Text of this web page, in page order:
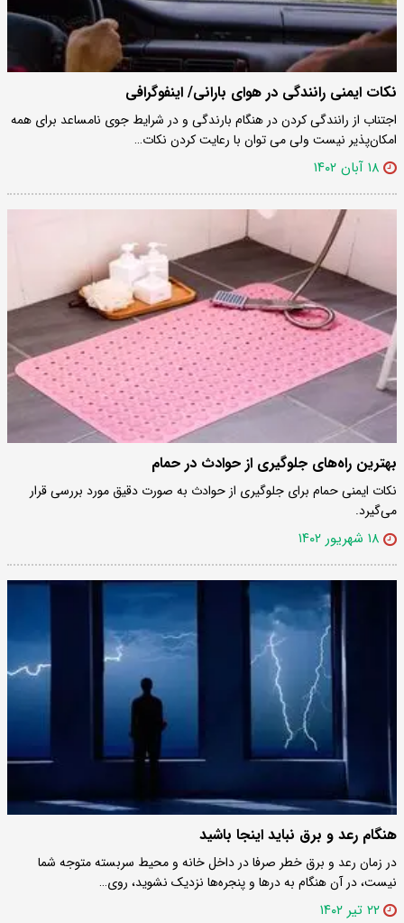
نکات ایمنی رانندگی در هوای بارانی/ اینفوگرافی
اجتناب از رانندگی کردن در هنگام بارندگی و در شرایط جوی نامساعد برای همه
امکان‌پذیر نیست ولی می توان با رعایت کردن نکات…
۱۸ آبان ۱۴۰۲
بهترین راه‌های جلوگیری از حوادث در حمام
نکات ایمنی حمام برای جلوگیری از حوادث به صورت دقیق مورد بررسی قرار
می‌گیرد.
۱۸ شهریور ۱۴۰۲
هنگام رعد و برق نباید اینجا باشید
در زمان رعد و برق خطر صرفا در داخل خانه و محیط سربسته متوجه شما
نیست، در آن هنگام به در‌ها و پنجره‌ها نزدیک نشوید، روی…
۲۲ تیر ۱۴۰۲